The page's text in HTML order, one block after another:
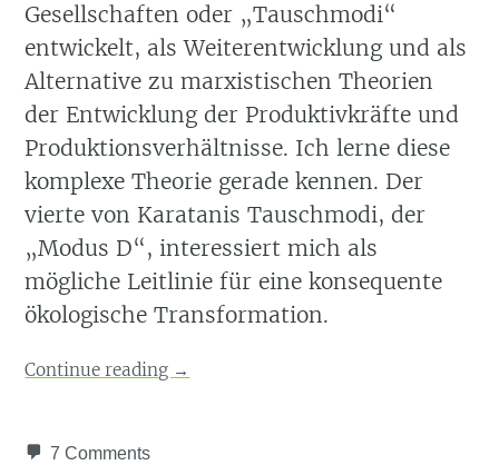
Gesellschaften oder „Tauschmodi“
entwickelt, als Weiterentwicklung und als
Alternative zu marxistischen Theorien
der Entwicklung der Produktivkräfte und
Produktionsverhältnisse. Ich lerne diese
komplexe Theorie gerade kennen. Der
vierte von Karatanis Tauschmodi, der
„Modus D“, interessiert mich als
mögliche Leitlinie für eine konsequente
ökologische Transformation.
Continue reading →
7 Comments